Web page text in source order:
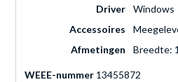
Driver
Windows
Accessoires
Afmetingen
Breedte:
WEEE-nummer 13455872